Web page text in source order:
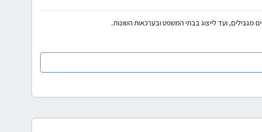
מגבילים, ועד לייצוג בבתי המשפט ובערכאות השונות.